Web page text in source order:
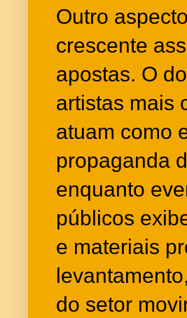
Outro
crescente
apostas. O
artistas mais
atuam como
propaganda
enquanto
públicos
e materiais
do setor